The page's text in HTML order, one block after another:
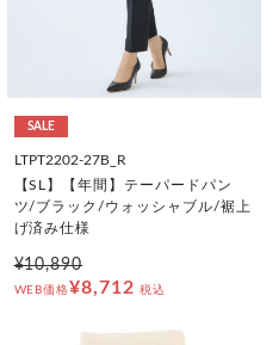
SALE
LTPT2202-27B_R
【SL】【年間】テーパードパン
ツ/ブラック/ウォッシャブル/裾上
げ済み仕様
¥10,890
WEB価格¥8,712 税込